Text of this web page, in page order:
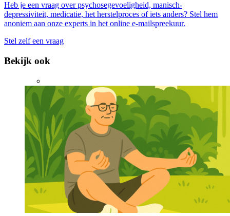
Heb je een vraag over psychosegevoeligheid, manisch-
depressiviteit, medicatie, het herstelproces of iets anders? Stel hem
anoniem aan onze experts in het online e-mailspreekuur.
Stel zelf een vraag
Bekijk ook